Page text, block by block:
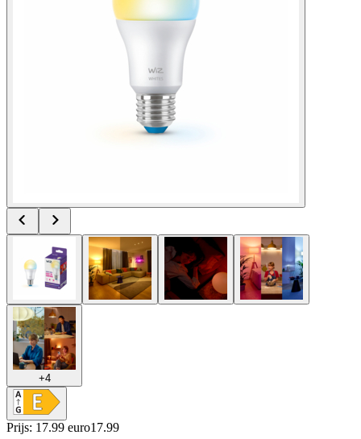
+4
Prijs: 17.99 euro17.99